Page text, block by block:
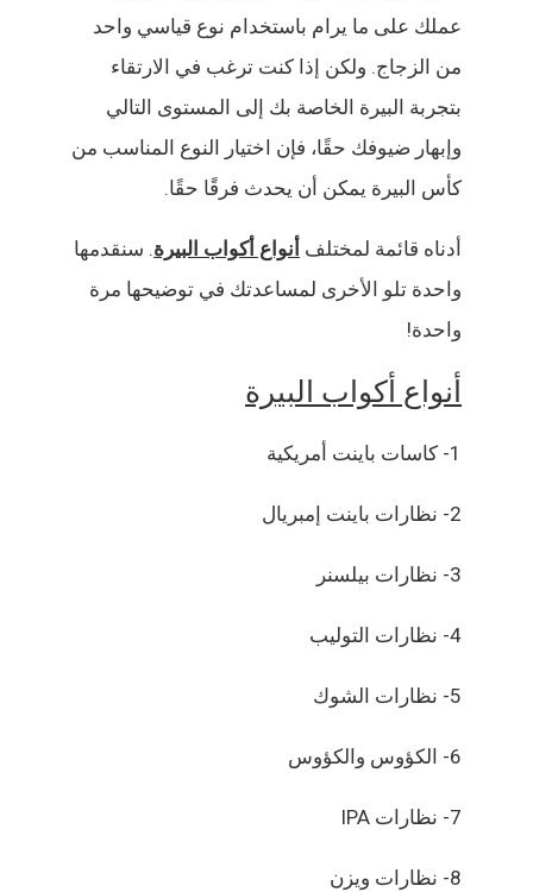
عملك على ما يرام باستخدام نوع قياسي واحد
من الزجاج. ولكن إذا كنت ترغب في الارتقاء
بتجربة البيرة الخاصة بك إلى المستوى التالي
وإبهار ضيوفك حقًا، فإن اختيار النوع المناسب من
كأس البيرة يمكن أن يحدث فرقًا حقًا.
أدناه قائمة لمختلف أنواع أكواب البيرة. سنقدمها
واحدة تلو الأخرى لمساعدتك في توضيحها مرة
واحدة!
أنواع أكواب البيرة
1- كاسات باينت أمريكية
2- نظارات باينت إمبريال
3- نظارات بيلسنر
4- نظارات التوليب
5- نظارات الشوك
6- الكؤوس والكؤوس
7- نظارات IPA
8- نظارات ويزن